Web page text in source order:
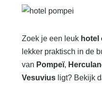
Zoek je een leuk hotel
lekker praktisch in de
van Pompeï,
Vesuviusligt? Bekijk